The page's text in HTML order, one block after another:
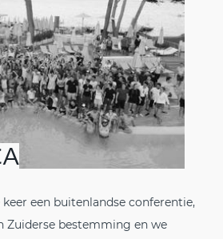
een buitenlandse conferentie,
Zuiderse bestemming en we